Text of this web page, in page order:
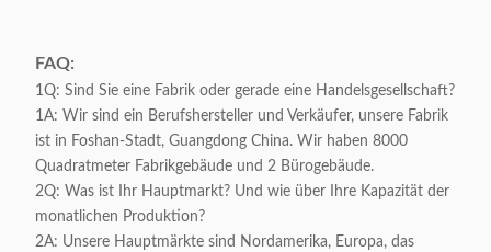
FAQ:
1Q: Sind Sie eine Fabrik oder gerade eine Handelsgesellschaft?
1A: Wir sind ein Berufshersteller und Verkäufer, unsere Fabrik
ist in Foshan-Stadt, Guangdong China. Wir haben 8000
Quadratmeter Fabrikgebäude und 2 Bürogebäude.
2Q: Was ist Ihr Hauptmarkt? Und wie über Ihre Kapazität der
monatlichen Produktion?
2A: Unsere Hauptmärkte sind Nordamerika, Europa, das